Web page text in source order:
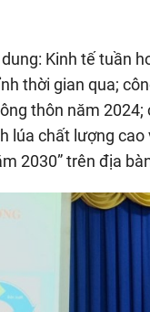
Kinh tế tuần
thời gian qua;
thôn năm 2024;
lúa chất lượng
2030” trên địa